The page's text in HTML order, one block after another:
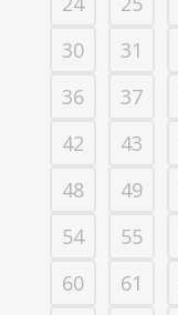
30
31
36
37
42
43
48
49
54
55
60
61